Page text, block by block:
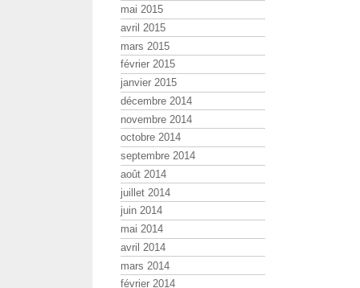
mai 2015
avril 2015
mars 2015
février 2015
janvier 2015
décembre 2014
novembre 2014
octobre 2014
septembre 2014
août 2014
juillet 2014
juin 2014
mai 2014
avril 2014
mars 2014
février 2014